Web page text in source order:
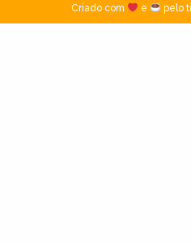
Criado com
e pelo